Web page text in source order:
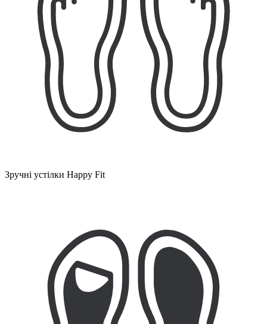
Зручні устілки Happy Fit